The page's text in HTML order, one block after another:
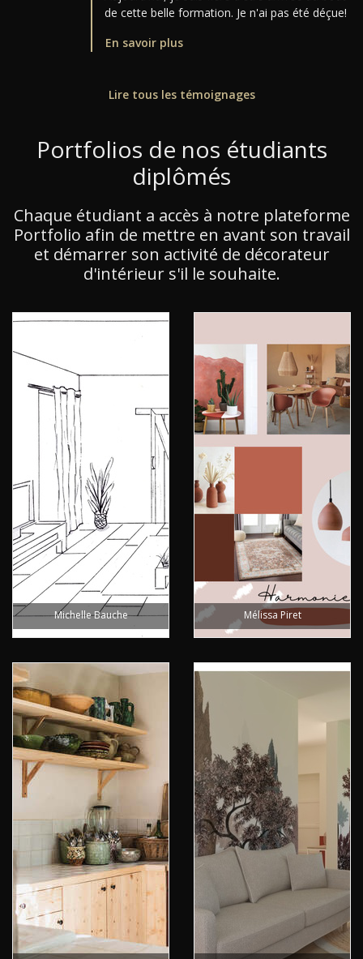
de cette belle formation. Je n'ai pas été déçue!
En savoir plus
Lire tous les témoignages
Portfolios de nos étudiants
diplômés
Chaque étudiant a accès à notre plateforme
Portfolio afin de mettre en avant son travail
et démarrer son activité de décorateur
d'intérieur s'il le souhaite.
Michelle Bauche Mélissa Piret